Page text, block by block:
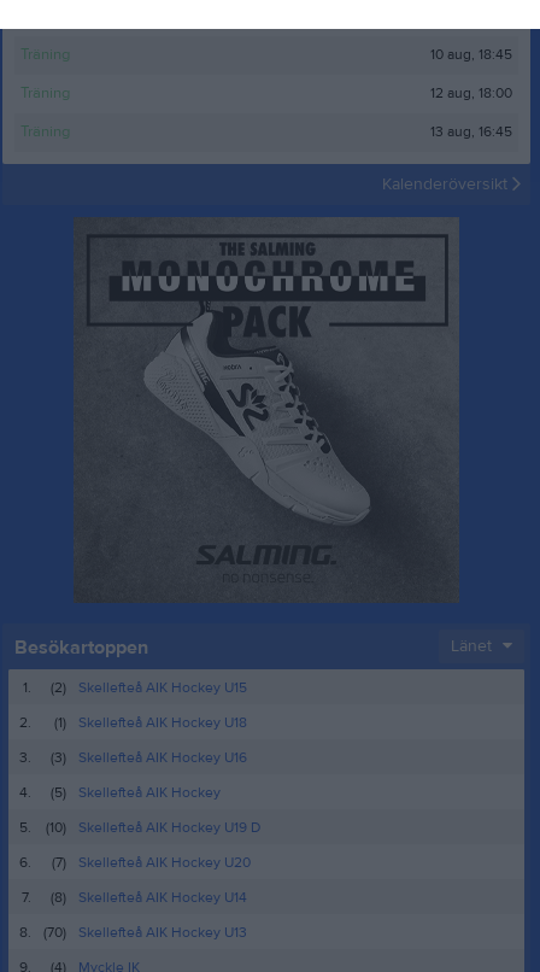
Träning 10 aug, 18:45
Träning 12 aug, 18:00
Träning 13 aug, 16:45
Kalenderöversikt
Besökartoppen Länet
1. (2)
Skellefteå AIK Hockey U15
2.
(1)
Skellefteå AIK Hockey U18
3.
(3)
Skellefteå AIK Hockey U16
4.
(5)
Skellefteå AIK Hockey
5.
(10)
Skellefteå AIK Hockey U19 D
6.
(7)
Skellefteå AIK Hockey U20
7.
(8)
Skellefteå AIK Hockey U14
8.
(70)
Skellefteå AIK Hockey U13
9.
(4) Myckle IK